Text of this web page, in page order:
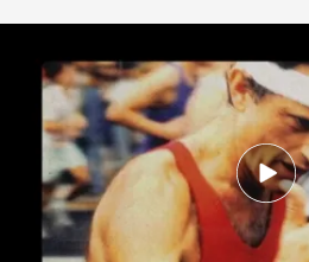
Cuatro.com
08 JUN 2014 - 22:30h.
Compartir
Risto Mejide: ¿Tú corres?